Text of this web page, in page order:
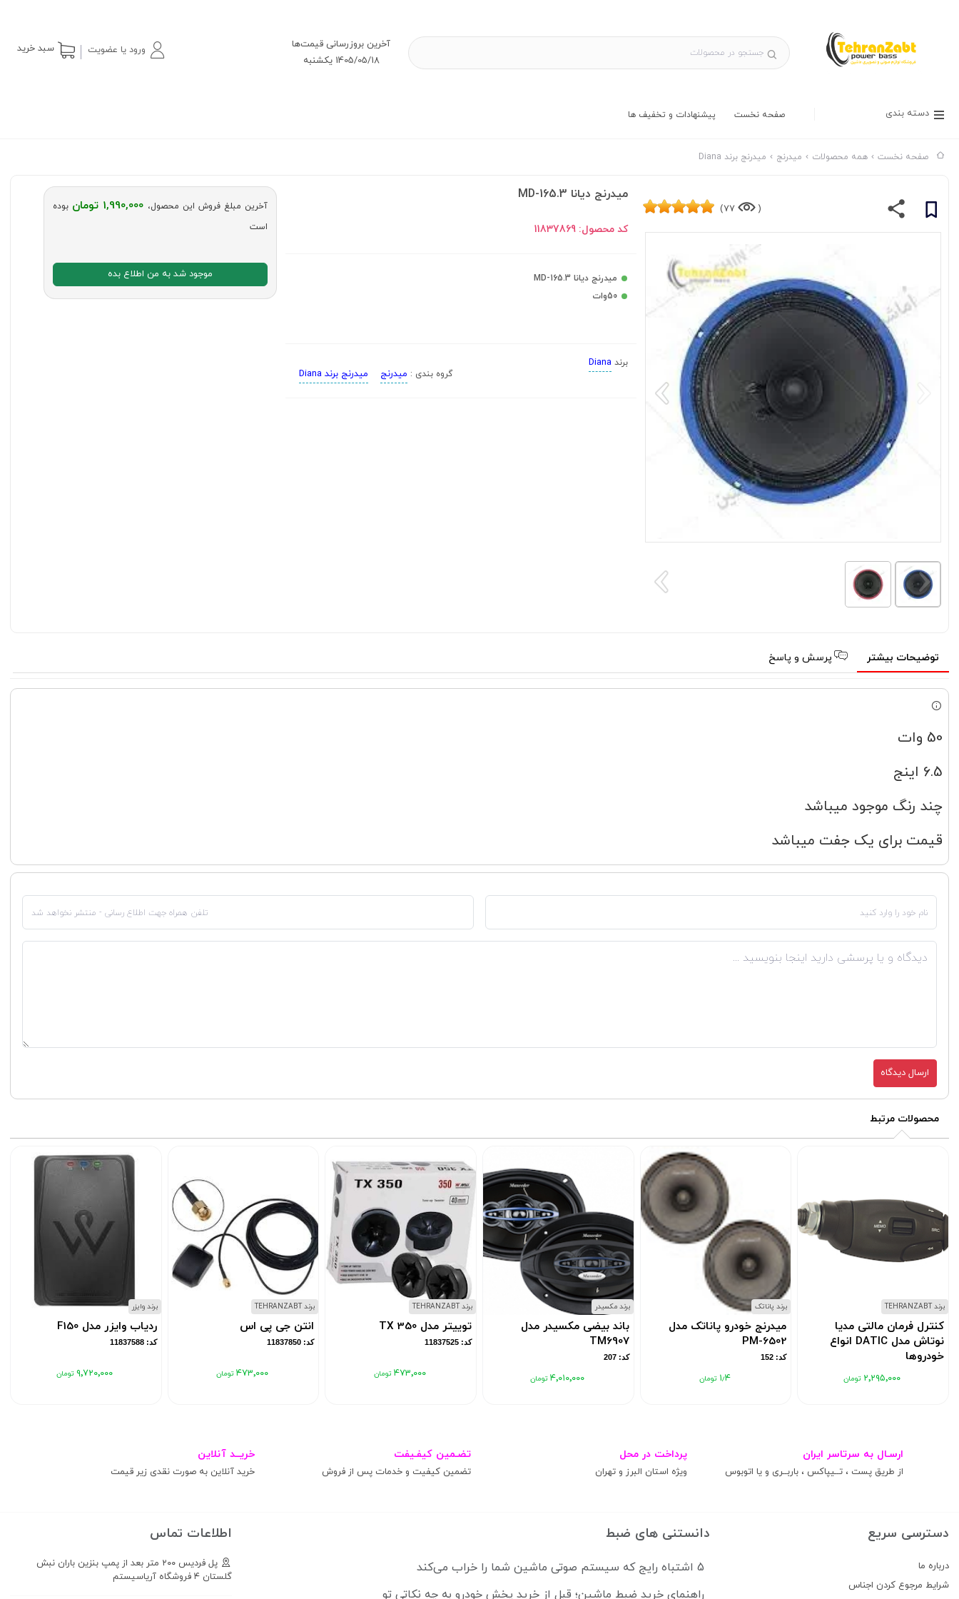
آخرین بروز‌رسانی قیمت‌ها
1405/05/18 یکشنبه
ورود یا عضویت سبد خرید
دسته بندی صفحه نخست پیشنهادات و تخفیف ها
صفحه نخست همه محصولات میدرنج میدرنج برند Diana
(
77)
میدرنج دیانا MD-165.3
کد محصول:11837869
میدرنج دیانا MD-165.3
50وات
برندDiana
گروه بندی : میدرنج میدرنج برند Diana
آخرین مبلغ فروش این محصول، 1,990,000 تومان
بوده
است
موجود شد به من اطلاع بده
توضیحات بیشتر پرسش و پاسخ
50 وات
6.5 اینج
چند رنگ موجود میباشد
قیمت برای یک جفت میباشد
ارسال دیدگاه
محصولات مرتبط
برند TEHRANZABT
کنترل فرمان مالتی مدیا
نوتاش مدل DATIC انواع
خودروها
۲٬۲۹۵٬۰۰۰
برند پاناتک
میدرنج خودرو پاناتک مدل
PM-6502
کد: 152
۱٫۴
برند مکسیدر
باند بیضی مکسیدر مدل
TM6907
کد: 207
۴٬۰۱۰٬۰۰۰
برند TEHRANZABT
توییتر مدل TX 350
کد: 11837525
۴۷۳٬۰۰۰
برند TEHRANZABT
انتن جی پی اس
کد: 11837850
۴۷۳٬۰۰۰
برند وایزر
ردیاب وایزر مدل F150
کد: 11837588
۹٬۷۲۰٬۰۰۰
ارسـال به سرتاسر ایران
از طریق پست ، تــیپاکس ، باربــری و یا اتوبوس
پرداخت در محل
ویژه استان البرز و تهران
تضـمین کیفـیفت
تضمین کیفیت و خدمات پس از فروش
خریــد آنلاین
خرید آنلاین به صورت نقدی زیر قیمت
دسترسی سریع
درباره ما
شرایط مرجوع کردن اجناس
دانستنی های ضبط
5 اشتباه رایج که سیستم صوتی ماشین شما را خراب می‌کند
راهنمای خرید ضبط ماشین؛ قبل از خرید پخش خودرو به چه نکاتی تو
اطلاعات تماس
پل فردیس ۲۰۰ متر بعد از پمپ بنزین باران نبش
گلستان ۴ فروشگاه آریاسیستم